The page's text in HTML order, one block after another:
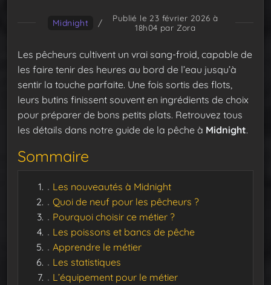
Midnight /
Publié le 23 février 2026 à
18h04 par Zora
Les pêcheurs cultivent un vrai sang-froid, capable de
les faire tenir des heures au bord de l’eau jusqu’à
sentir la touche parfaite. Une fois sortis des flots,
leurs butins finissent souvent en ingrédients de choix
pour préparer de bons petits plats. Retrouvez tous
les détails dans notre guide de la pêche à Midnight.
Sommaire
Les nouveautés à Midnight
Quoi de neuf pour les pêcheurs ?
Pourquoi choisir ce métier ?
Les poissons et bancs de pêche
Apprendre le métier
Les statistiques
L’équipement pour le métier